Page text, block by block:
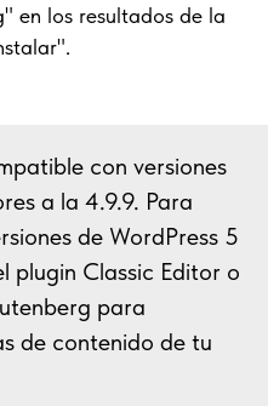
en los resultados de la
con versiones
a la 4.9.9. Para
de WordPress 5
plugin Classic Editor o
para
de contenido de tu